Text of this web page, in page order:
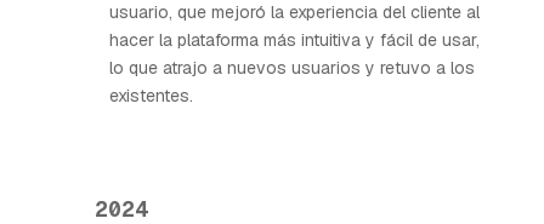
usuario, que mejoró la experiencia del cliente al
hacer la plataforma más intuitiva y fácil de usar,
lo que atrajo a nuevos usuarios y retuvo a los
existentes.
2024